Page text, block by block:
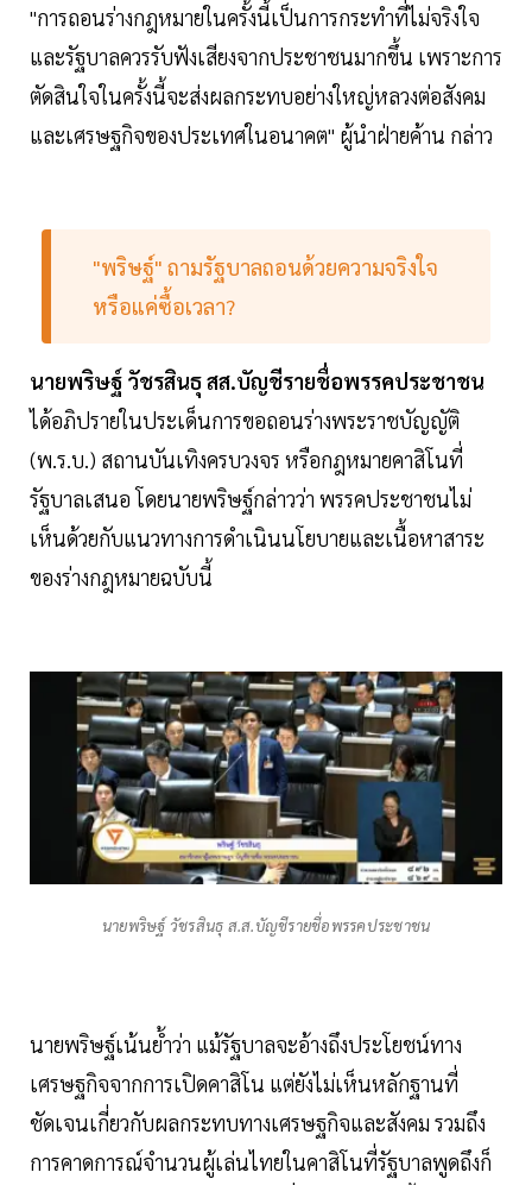
"การถอนร่างกฎหมายในครั้งนี้เป็นการกระทำที่ไม่จริงใจ
และรัฐบาลควรรับฟังเสียงจากประชาชนมากขึ้น เพราะการ
ตัดสินใจในครั้งนี้จะส่งผลกระทบอย่างใหญ่หลวงต่อสังคม
และเศรษฐกิจของประเทศในอนาคต" ผู้นำฝ่ายค้าน กล่าว
"พริษฐ์" ถามรัฐบาลถอนด้วยความจริงใจ
หรือแค่ซื้อเวลา?
นายพริษฐ์ วัชรสินธุ สส.บัญชีรายชื่อพรรคประชาชน
ได้อภิปรายในประเด็นการขอถอนร่างพระราชบัญญัติ
(พ.ร.บ.) สถานบันเทิงครบวงจร หรือกฎหมายคาสิโนที่
รัฐบาลเสนอ โดยนายพริษฐ์กล่าวว่า พรรคประชาชนไม่
เห็นด้วยกับแนวทางการดำเนินนโยบายและเนื้อหาสาระ
ของร่างกฎหมายฉบับนี้
นายพริษฐ์ วัชรสินธุ ส.ส.บัญชีรายชื่อพรรคประชาชน
นายพริษฐ์เน้นย้ำว่า แม้รัฐบาลจะอ้างถึงประโยชน์ทาง
เศรษฐกิจจากการเปิดคาสิโน แต่ยังไม่เห็นหลักฐานที่
ชัดเจนเกี่ยวกับผลกระทบทางเศรษฐกิจและสังคม รวมถึง
การคาดการณ์จำนวนผู้เล่นไทยในคาสิโนที่รัฐบาลพูดถึงก็